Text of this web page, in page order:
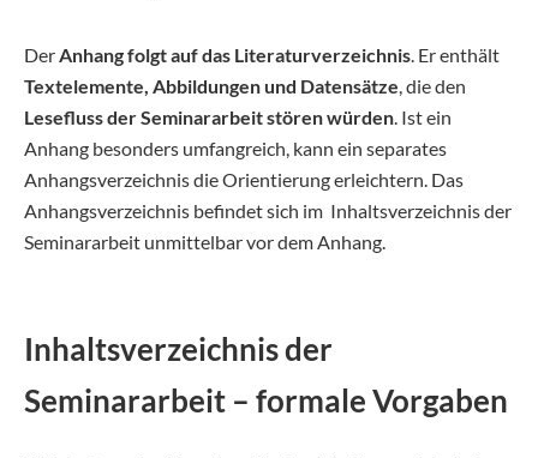
DerAnhang folgt auf das Literaturverzeichnis. Er enthält
Textelemente, Abbildungen und Datensätze, die den
Lesefluss der Seminararbeit stören würden. Ist ein
Anhang besonders umfangreich, kann ein separates
Anhangsverzeichnis die Orientierung erleichtern. Das
Anhangsverzeichnis befindet sich im Inhaltsverzeichnis der
Seminararbeit unmittelbar vor dem Anhang.
Inhaltsverzeichnis der
Seminararbeit – formale Vorgaben